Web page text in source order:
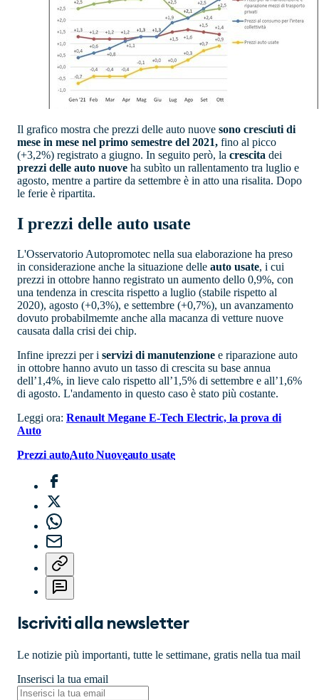
Il grafico mostra che prezzi delle auto nuove sono cresciuti di
mese in mese nel primo semestre del 2021, fino al picco
(+3,2%) registrato a giugno. In seguito però, la crescita dei
prezzi delle auto nuove ha subìto un rallentamento tra luglio e
agosto, mentre a partire da settembre è in atto una risalita. Dopo
le ferie è ripartita.
I prezzi delle auto usate
L'Osservatorio Autopromotec nella sua elaborazione ha preso
in considerazione anche la situazione delle auto usate, i cui
prezzi in ottobre hanno registrato un aumento dello 0,9%, con
una tendenza in crescita rispetto a luglio (stabile rispetto al
2020), agosto (+0,3%), e settembre (+0,7%), un avanzamento
dovuto probabilmemte anche alla macanza di vetture nuove
causata dalla crisi dei chip.
Infine iprezzi per i servizi di manutenzione e riparazione auto
in ottobre hanno avuto un tasso di crescita su base annua
dell’1,4%, in lieve calo rispetto all’1,5% di settembre e all’1,6%
di agosto. L'andamento in questo caso è stato più costante.
Leggi ora: Renault Megane E-Tech Electric, la prova di
Auto
Prezzi autoAuto Nuoveauto usate
Iscriviti alla newsletter
Le notizie più importanti, tutte le settimane, gratis nella tua mail
Inserisci la tua email